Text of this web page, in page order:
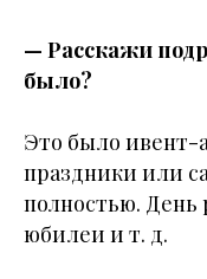
— Расскажи
было?
Это было ивент-
праздники или
полностью.
юбилеи и т. д.